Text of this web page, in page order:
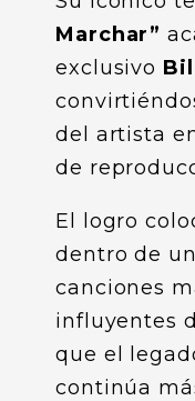
Marchar”
exclusivo
del artista
de
El logro
dentro de
canciones
influyentes
que el
continúa